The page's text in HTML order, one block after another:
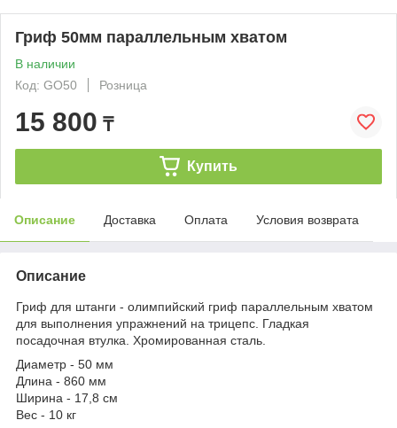
Гриф 50мм параллельным хватом
В наличии
Код: GO50
Розница
15 800 ₸
Купить
Описание Доставка Оплата Условия возврата
Описание
Гриф для штанги - олимпийский гриф параллельным хватом
для выполнения упражнений на трицепс. Гладкая
посадочная втулка. Хромированная сталь.
Диаметр - 50 мм
Длина - 860 мм
Ширина - 17,8 см
Вес - 10 кг